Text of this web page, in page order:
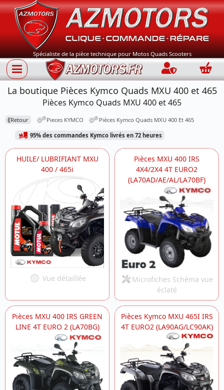
Spécialiste de la pièce technique pour Motos Quads Scooters
Connection
La boutique Pièces Kymco Quads MXU 400 et 465
Pièces Kymco Quads MXU 400 et 465
⟪Retour Pieces KYMCO Pièces Kymco Quads MXU 400 Et 465
95% des commandes Kymco livrés en 72 heures
HUILE/ LUBRIFIANT MXU
400 / 465i
Vue détaillée
Pièces MXU 400 IRS
4X4/2X4 4T EURO2
(LA70AD/AE/AL/LA70BF)
Microfiches Schéma vue
éclaté
Pièces MXU 400 IRS GREEN
LINE 4T EURO 2 (LA70BG)
Pièces Kymco MXU 465I IRS
4T EURO2 (LA90AG/LC90AK)